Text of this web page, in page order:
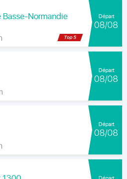
Normandie Départ
08/08
Départ
08/08
Départ
08/08